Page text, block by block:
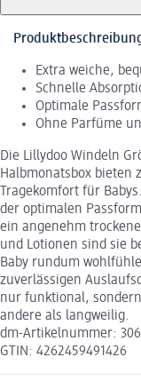
Extra weiche,
Schnelle
Optimale
Ohne Parfüme
Die Lillydoo Windeln
Halbmonatsbox bieten
Tragekomfort für
der optimalen
ein angenehm
und Lotionen sind sie
Baby rundum
zuverlässigen
nur funktional,
andere als langweilig.
dm-Artikelnummer:
GTIN: 4262459491426